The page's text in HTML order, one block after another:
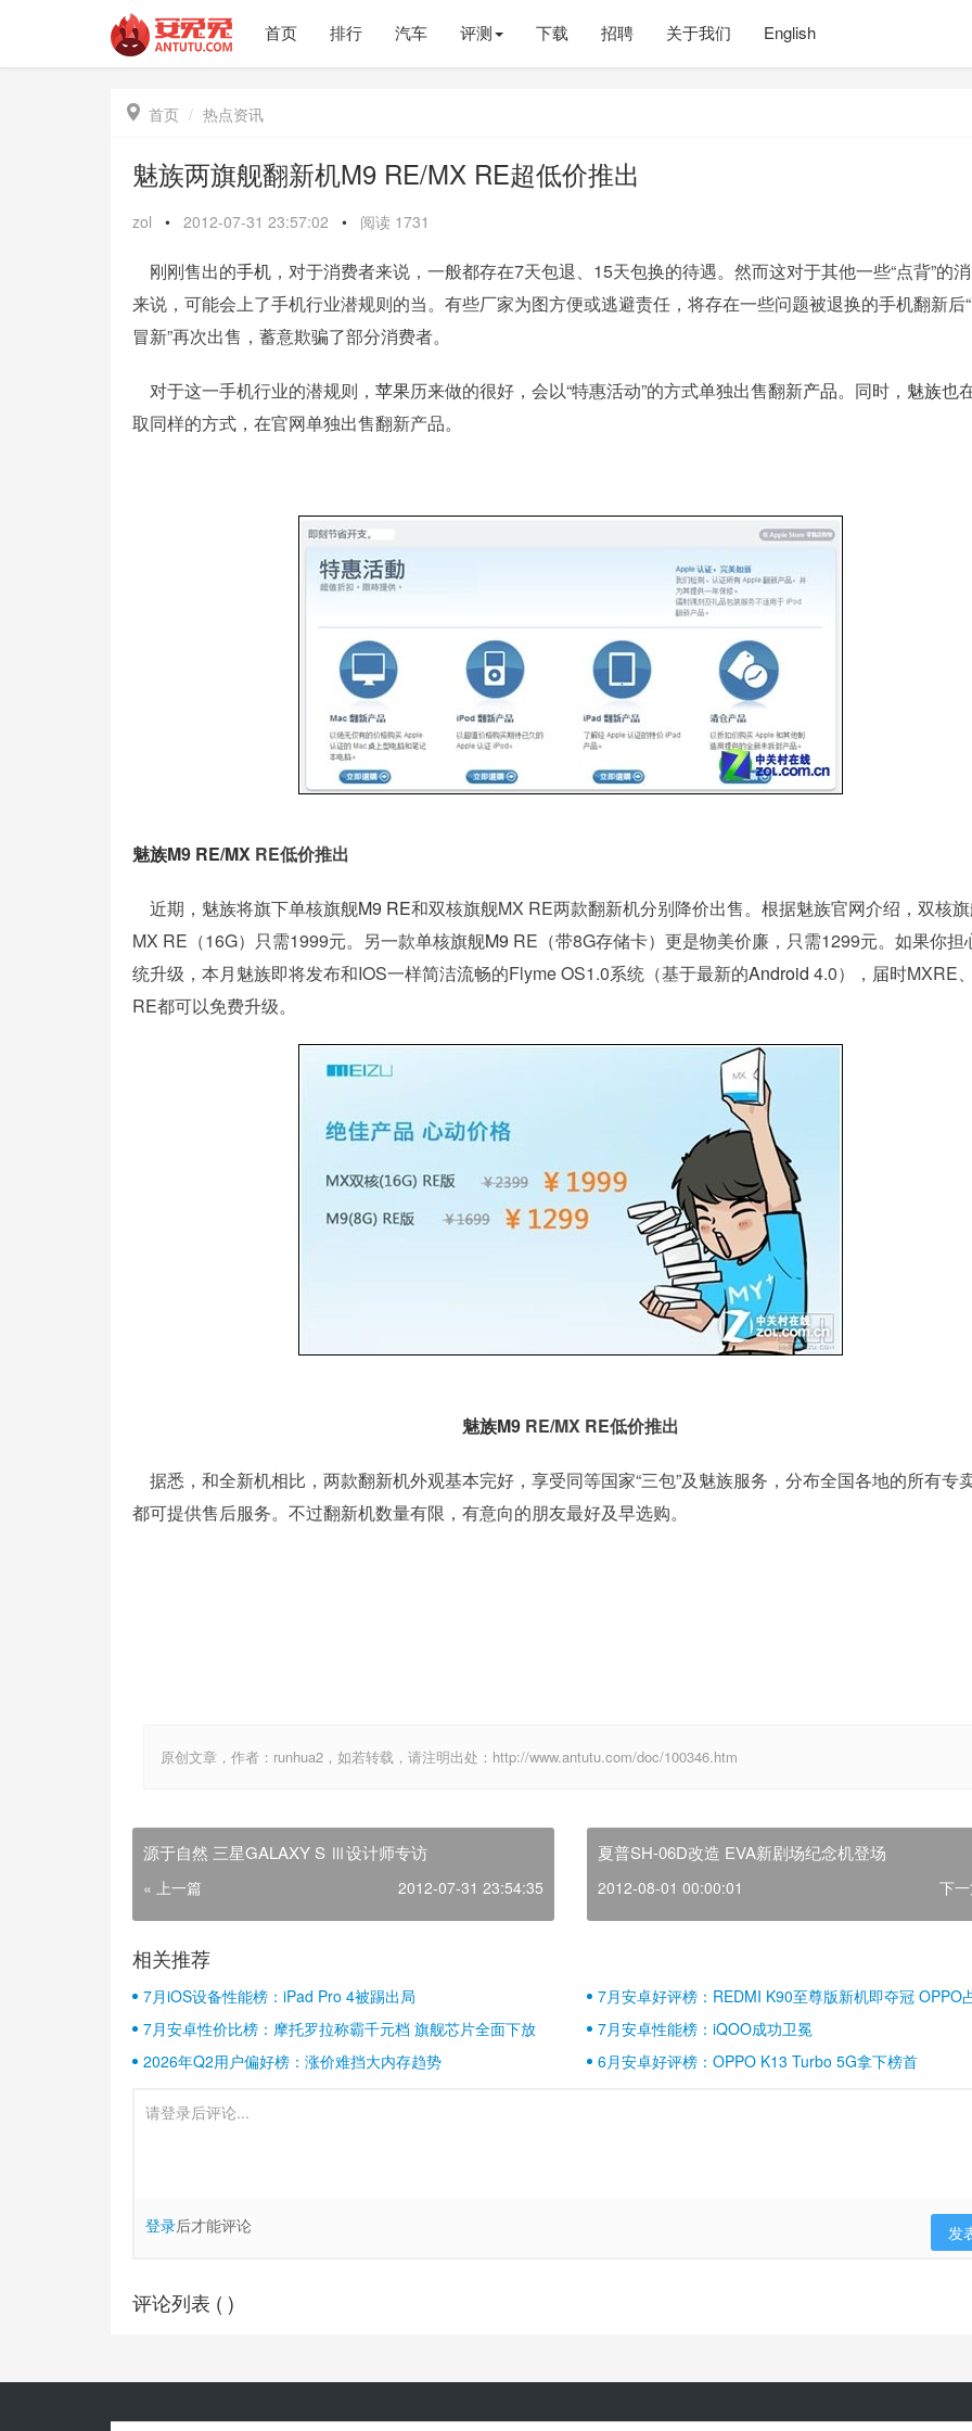
首页 排行 汽车 评测 下载 招聘 关于我们 English
 首页 热点资讯
魅族两旗舰翻新机M9 RE/MX RE超低价推出
zol • 2012-07-31 23:57:02 • 阅读 1731
刚刚售出的手机 ，对于消费者来说，一般都存在7天包退、15天包换的待遇。然而这对于其他一些“点背”的
来说，可能会上了手机行业潜规则的当。有些厂家为图方便或逃避责任，将存在一些问题被退换的手机翻新后
冒新”再次出售，蓄意欺骗了部分消费者。
对于这一手机行业的潜规则， 苹果历来做的很好，会以“特惠活动”的方式单独出售翻新产品。同时， 魅族也
取同样的方式，在官网单独出售翻新产品。
魅族M9 RE/MX RE低价推出
近期，魅族将旗下单核旗舰M9 RE和双核旗舰MX RE两款翻新机分别降价出售。根据魅族官网介绍，双核
MX RE（16G）只需1999元。另一款单核旗舰M9 RE（带8G存储卡）更是物美价廉，只需1299元。如果你担
统升级，本月魅族即将发布和IOS一样简洁流畅的Flyme OS1.0系统（基于最新的Android 4.0），届时MXRE
RE都可以免费升级。
魅族M9RE/MX RE低价推出
据悉，和全新机相比，两款翻新机外观基本完好，享受同等国家“三包”及魅族服务，分布全国各地的所有专
都可提供售后服务。不过翻新机数量有限，有意向的朋友最好及早选购。
原创文章，作者：runhua2，如若转载，请注明出处：http://www.antutu.com/doc/100346.htm
源于自然 三星GALAXY S Ⅲ设计师专访
« 上一篇 2012-07-31 23:54:35
夏普SH-06D改造 EVA新剧场纪念机登场
2012-08-01 00:00:01 下
相关推荐
7月iOS设备性能榜：iPad Pro 4被踢出局
7月安卓好评榜：REDMI K90至尊版新机即夺冠 OPPO
壁江山
7月安卓性价比榜：摩托罗拉称霸千元档 旗舰芯片全面下放
7月安卓性能榜：iQOO成功卫冕
2026年Q2用户偏好榜：涨价难挡大内存趋势
6月安卓好评榜：OPPO K13 Turbo 5G拿下榜首
登录后才能评论 发
评论列表 ( )